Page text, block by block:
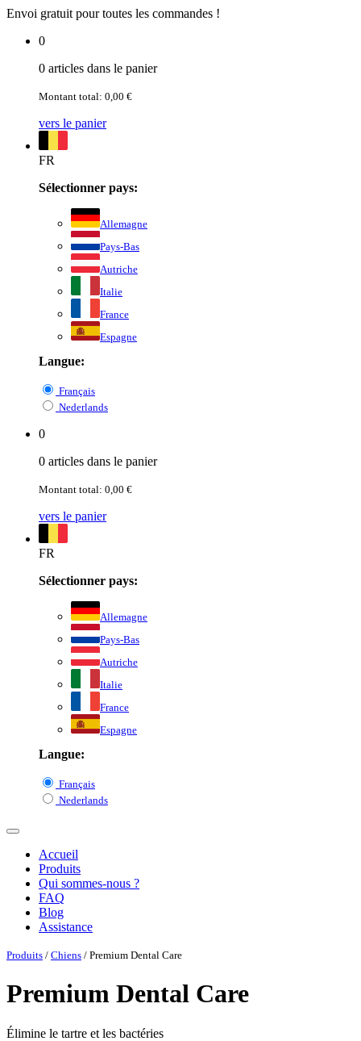
Envoi gratuit pour toutes les commandes !
0
0 articles dans le panier
Montant total: 0,00 €
vers le panier
FR
Sélectionner pays:
Allemagne
Pays-Bas
Autriche
Italie
France
Espagne
Langue:
Français
Nederlands
0
0 articles dans le panier
Montant total: 0,00 €
vers le panier
FR
Sélectionner pays:
Allemagne
Pays-Bas
Autriche
Italie
France
Espagne
Langue:
Français
Nederlands
Accueil
Produits
Qui sommes-nous ?
FAQ
Blog
Assistance
Produits / Chiens / Premium Dental Care
Premium Dental Care
Élimine le tartre et les bactéries